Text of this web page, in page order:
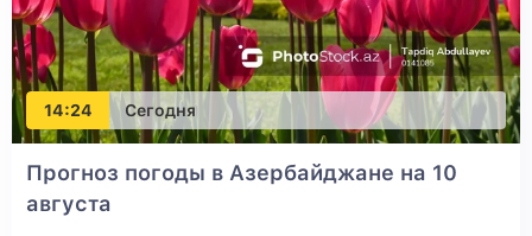
14:24 Сегодня
Прогноз погоды в Азербайджане на 10
августа